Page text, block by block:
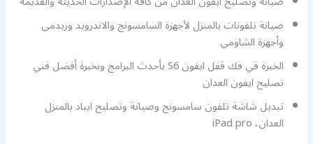
صيانة تلفونات بالمنزل لأجهزة السامسونج والاندرويد وريدمي
وأجهزة الشاومي
الخبرة في فك قفل ايفون S6 بأحدث البرامج وبخبرة أفضل فني
تصليح ايفون العدان
تبديل شاشة تلفون سامسونج وصيانة وتصليح ايباد بالمنزل
العدان، iPad pro